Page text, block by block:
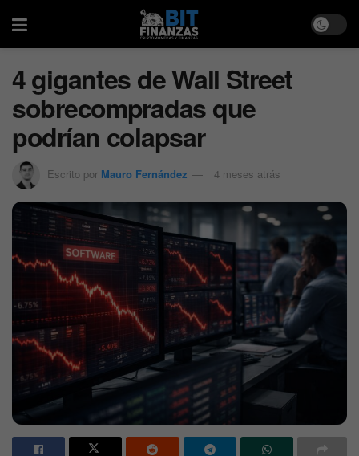
4 gigantes de Wall Street
sobrecompradas que
podrían colapsar
Escrito por Mauro Fernández 4 meses atrás